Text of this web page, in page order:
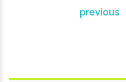
previous